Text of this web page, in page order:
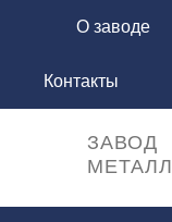
О заводе
Контакты
ЗАВОД